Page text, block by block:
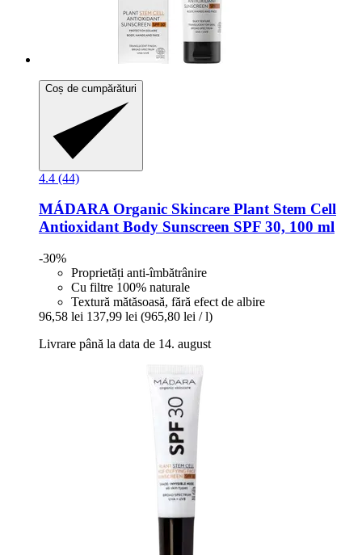
Coș de cumpărături
4.4 (44)
MÁDARA Organic Skincare Plant Stem Cell
Antioxidant Body Sunscreen SPF 30, 100 ml
-30%
Proprietăți anti-îmbătrânire
Cu filtre 100% naturale
Textură mătăsoasă, fără efect de albire
96,58 lei 137,99 lei (965,80 lei / l)
Livrare până la data de 14. august